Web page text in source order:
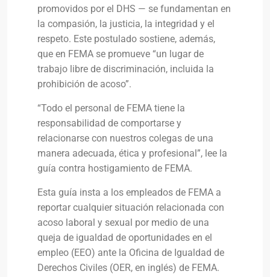
promovidos por el DHS — se fundamentan en
la compasión, la justicia, la integridad y el
respeto. Este postulado sostiene, además,
que en FEMA se promueve “un lugar de
trabajo libre de discriminación, incluida la
prohibición de acoso”.
“Todo el personal de FEMA tiene la
responsabilidad de comportarse y
relacionarse con nuestros colegas de una
manera adecuada, ética y profesional”, lee la
guía contra hostigamiento de FEMA.
Esta guía insta a los empleados de FEMA a
reportar cualquier situación relacionada con
acoso laboral y sexual por medio de una
queja de igualdad de oportunidades en el
empleo (EEO) ante la Oficina de Igualdad de
Derechos Civiles (OER, en inglés) de FEMA.